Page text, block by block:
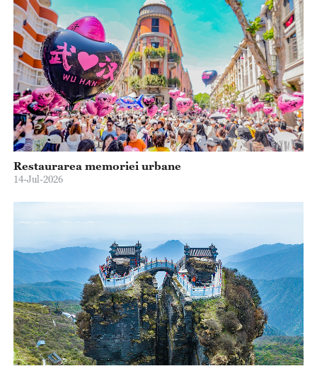
Restaurarea memoriei urbane
14-Jul-2026